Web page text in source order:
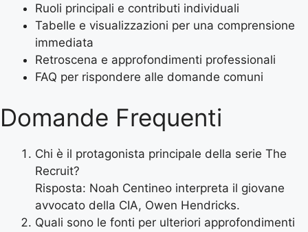
Ruoli principali e contributi individuali
Tabelle e visualizzazioni per una comprensione
immediata
Retroscena e approfondimenti professionali
FAQ per rispondere alle domande comuni
Domande Frequenti
Chi è il protagonista principale della serie The
Recruit?
Risposta: Noah Centineo interpreta il giovane
avvocato della CIA, Owen Hendricks.
Quali sono le fonti per ulteriori approfondimenti